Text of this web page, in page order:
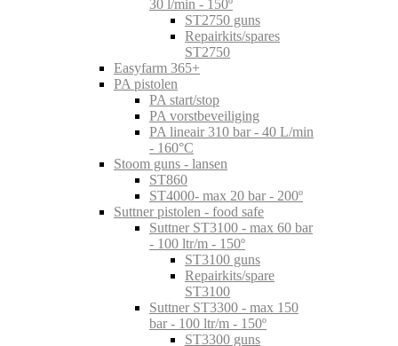
30 l/min - 150º
ST2750 guns
Repairkits/spares
ST2750
Easyfarm 365+
PA pistolen
PA start/stop
PA vorstbeveiliging
PA lineair 310 bar - 40 L/min
- 160°C
Stoom guns - lansen
ST860
ST4000- max 20 bar - 200º
Suttner pistolen - food safe
Suttner ST3100 - max 60 bar
- 100 ltr/m - 150º
ST3100 guns
Repairkits/spare
ST3100
Suttner ST3300 - max 150
bar - 100 ltr/m - 150º
ST3300 guns